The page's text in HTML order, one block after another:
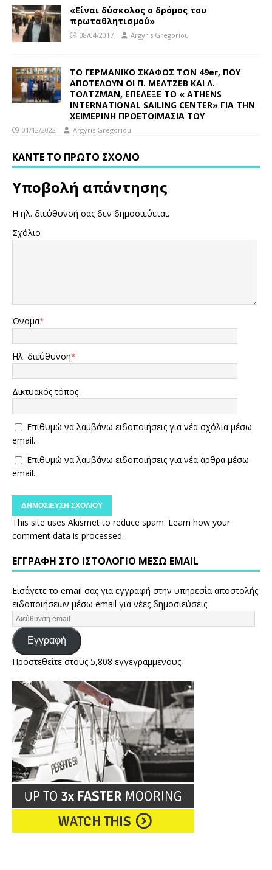
«Είναι δύσκολος ο δρόμος του
πρωταθλητισμού»
08/04/2017 Argyris Gregoriou
ΤΟ ΓΕΡΜΑΝΙΚΟ ΣΚΑΦΟΣ ΤΩΝ 49er, ΠΟΥ
ΑΠΟΤΕΛΟΥΝ ΟΙ Π. ΜΕΛΤΖΕΒ ΚΑΙ Λ.
ΤΟΛΤΖΜΑΝ, ΕΠΕΛΕΞΕ ΤΟ « ATHENS
INTERNATIONAL SAILING CENTER» ΓΙΑ ΤΗΝ
ΧΕΙΜΕΡΙΝΗ ΠΡΟΕΤΟΙΜΑΣΙΑ ΤΟΥ
01/12/2022 Argyris Gregoriou
ΚΆΝΤΕ ΤΟ ΠΡΏΤΟ ΣΧΌΛΙΟ
Υποβολή απάντησης
Η ηλ. διεύθυνσή σας δεν δημοσιεύεται.
Σχόλιο
Όνομα*
Ηλ. διεύθυνση*
Δικτυακός τόπος
Επιθυμώ να λαμβάνω ειδοποιήσεις για νέα σχόλια μέσω
email.
Επιθυμώ να λαμβάνω ειδοποιήσεις για νέα άρθρα μέσω
email.
This site uses Akismet to reduce spam. Learn how your
comment data is processed.
ΕΓΓΡΑΦΉ ΣΤΟ ΙΣΤΟΛΌΓΙΟ ΜΈΣΩ EMAIL
Εισάγετε το email σας για εγγραφή στην υπηρεσία αποστολής
ειδοποιήσεων μέσω email για νέες δημοσιεύσεις.
Εγγραφή
Προστεθείτε στους 5,808 εγγεγραμμένους.